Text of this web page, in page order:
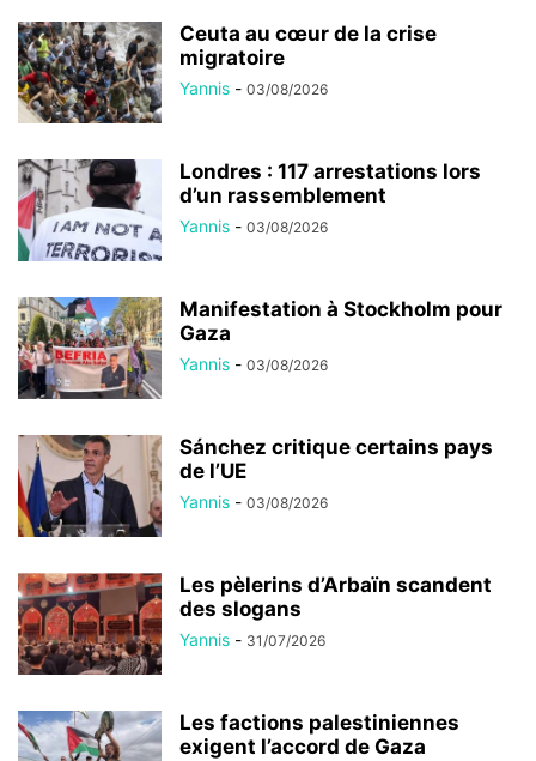
Ceuta au cœur de la crise
migratoire
Yannis - 03/08/2026
Londres : 117 arrestations lors
d’un rassemblement
Yannis - 03/08/2026
Manifestation à Stockholm pour
Gaza
Yannis - 03/08/2026
Sánchez critique certains pays
de l’UE
Yannis - 03/08/2026
Les pèlerins d’Arbaïn scandent
des slogans
Yannis - 31/07/2026
Les factions palestiniennes
exigent l’accord de Gaza